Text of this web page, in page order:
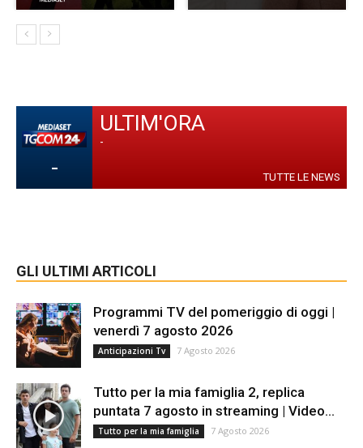
-
ULTIM'ORA
-
TUTTE LE NEWS
GLI ULTIMI ARTICOLI
Programmi TV del pomeriggio di oggi |
venerdì 7 agosto 2026
Anticipazioni Tv 7 Agosto 2026
Tutto per la mia famiglia 2, replica
puntata 7 agosto in streaming | Video...
Tutto per la mia famiglia 7 Agosto 2026